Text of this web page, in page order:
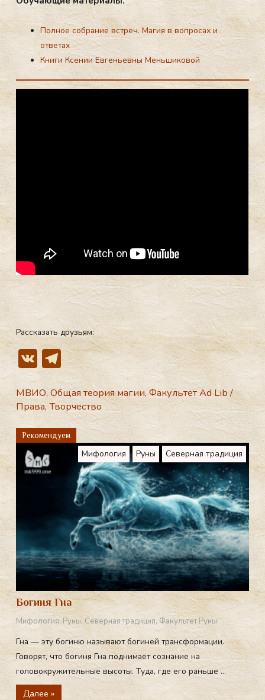
Полное собрание встреч. Магия в вопросах и
ответах
Книги Ксении Евгеньевны Меньшиковой
Рассказать друзьям:
V
K
T
el
e
gr
a
МВИО,Общая теория магии,Факультет Ad Lib/
Права,Творчество
Рекомендуем
Мифология Руны Северная традиция
Богиня Гна
Мифология,Руны,Северная традиция,Факультет Руны
Гна — эту богиню называют богиней трансформации.
Говорят, что богиня Гна поднимает сознание на
головокружительные высоты. Туда, где его раньше ...
Далее »